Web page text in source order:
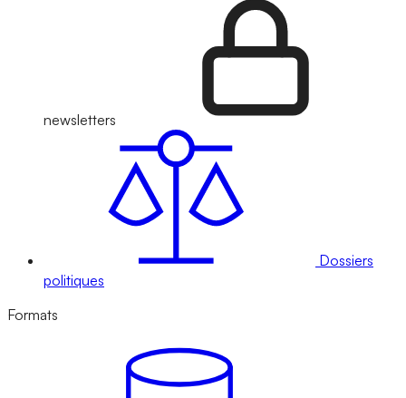
newsletters
Dossiers
politiques
Formats